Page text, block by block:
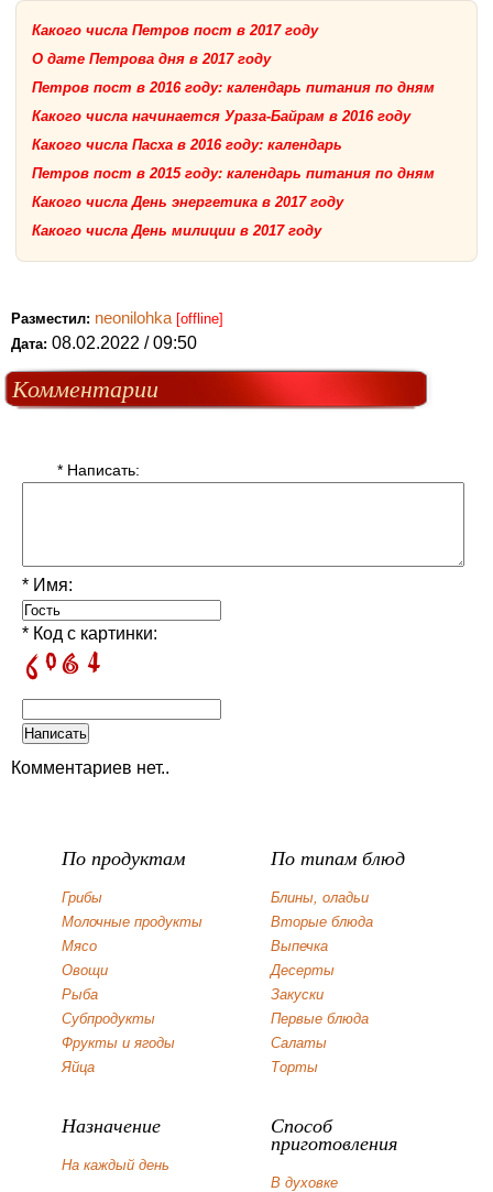
Какого числа Петров пост в 2017 году
О дате Петрова дня в 2017 году
Петров пост в 2016 году: календарь питания по дням
Какого числа начинается Ураза-Байрам в 2016 году
Какого числа Пасха в 2016 году: календарь
Петров пост в 2015 году: календарь питания по дням
Какого числа День энергетика в 2017 году
Какого числа День милиции в 2017 году
Разместил: neonilohka [offline]
Дата: 08.02.2022 / 09:50
Комментарии
* Написать:
* Имя:
* Код с картинки:
Комментариев нет..
По продуктам
Грибы
Молочные продукты
Мясо
Овощи
Рыба
Субпродукты
Фрукты и ягоды
Яйца
По типам блюд
Блины, оладьи
Вторые блюда
Выпечка
Десерты
Закуски
Первые блюда
Салаты
Торты
Назначение
На каждый день
Способ
приготовления
В духовке